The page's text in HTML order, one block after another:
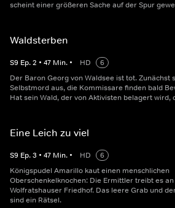
scheint einer größeren Sache auf der Spur
Waldsterben
S9 Ep.2 • 47 Min. • HD
6
Der Baron Georg von Waldsee ist tot. Zunächst
Selbstmord aus, die Kommissare finden bald
Hat sein Wald, der von Aktivisten belagert wird,
Eine Leich zu viel
S9 Ep.3 • 47 Min. • HD
6
Königspudel Amarillo kaut einen menschlichen
Oberschenkelknochen: Die Ermittler treibt es
Wolfratshauser Friedhof. Das leere Grab und
sind ein Rätsel.